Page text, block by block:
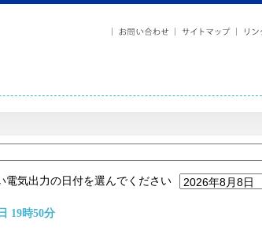
電気出力の日付を選んでください
19時50分